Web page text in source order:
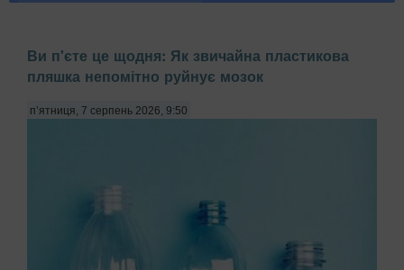
Ви п'єте це щодня: Як звичайна пластикова
пляшка непомітно руйнує мозок
п’ятниця, 7 серпень 2026, 9:50